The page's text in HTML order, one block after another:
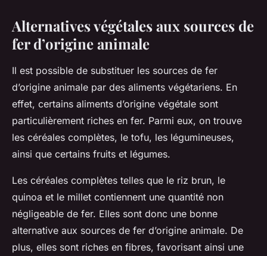
Alternatives végétales aux sources de
fer d’origine animale
Il est possible de substituer les sources de fer
d’origine animale par des aliments végétariens. En
effet, certains aliments d’origine végétale sont
particulièrement riches en fer. Parmi eux, on trouve
les céréales complètes, le tofu, les légumineuses,
ainsi que certains fruits et légumes.
Les céréales complètes telles que le riz brun, le
quinoa et le millet contiennent une quantité non
négligeable de fer. Elles sont donc une bonne
alternative aux sources de fer d’origine animale. De
plus, elles sont riches en fibres, favorisant ainsi une